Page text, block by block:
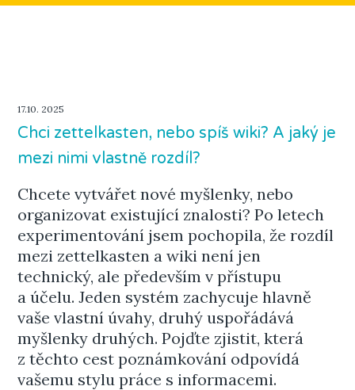
17.10. 2025
Chci zettelkasten, nebo spíš wiki? A jaký je
mezi nimi vlastně rozdíl?
Chcete vytvářet nové myšlenky, nebo
organizovat existující znalosti? Po letech
experimentování jsem pochopila, že rozdíl
mezi zettelkasten a wiki není jen
technický, ale především v přístupu
a účelu. Jeden systém zachycuje hlavně
vaše vlastní úvahy, druhý uspořádává
myšlenky druhých. Pojďte zjistit, která
z těchto cest poznámkování odpovídá
vašemu stylu práce s informacemi.